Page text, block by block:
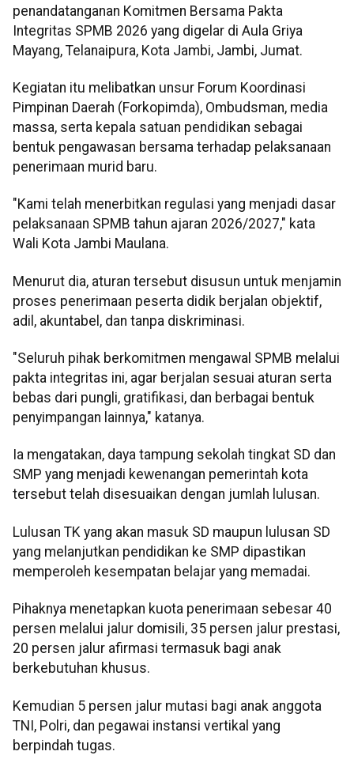
penandatanganan Komitmen Bersama Pakta
Integritas SPMB 2026 yang digelar di Aula Griya
Mayang, Telanaipura, Kota Jambi, Jambi, Jumat.
Kegiatan itu melibatkan unsur Forum Koordinasi
Pimpinan Daerah (Forkopimda), Ombudsman, media
massa, serta kepala satuan pendidikan sebagai
bentuk pengawasan bersama terhadap pelaksanaan
penerimaan murid baru.
"Kami telah menerbitkan regulasi yang menjadi dasar
pelaksanaan SPMB tahun ajaran 2026/2027," kata
Wali Kota Jambi Maulana.
Menurut dia, aturan tersebut disusun untuk menjamin
proses penerimaan peserta didik berjalan objektif,
adil, akuntabel, dan tanpa diskriminasi.
"Seluruh pihak berkomitmen mengawal SPMB melalui
pakta integritas ini, agar berjalan sesuai aturan serta
bebas dari pungli, gratifikasi, dan berbagai bentuk
penyimpangan lainnya," katanya.
Ia mengatakan, daya tampung sekolah tingkat SD dan
SMP yang menjadi kewenangan pemerintah kota
tersebut telah disesuaikan dengan jumlah lulusan.
Lulusan TK yang akan masuk SD maupun lulusan SD
yang melanjutkan pendidikan ke SMP dipastikan
memperoleh kesempatan belajar yang memadai.
Pihaknya menetapkan kuota penerimaan sebesar 40
persen melalui jalur domisili, 35 persen jalur prestasi,
20 persen jalur afirmasi termasuk bagi anak
berkebutuhan khusus.
Kemudian 5 persen jalur mutasi bagi anak anggota
TNI, Polri, dan pegawai instansi vertikal yang
berpindah tugas.